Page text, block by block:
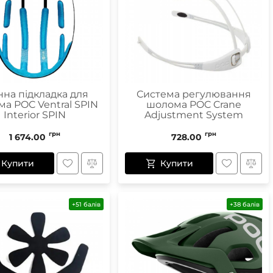
Пристрої для відлякування
Парасолі
підкладка для
POC Ventral SPIN
Interior SPIN
1 674.00 грн
Купити
Система регулювання
шолома POC Crane
Adjustment System
728.00 грн
Купити
+51 балів +38 балів